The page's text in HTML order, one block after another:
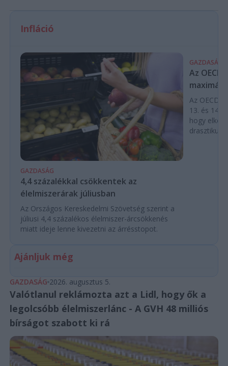
Infláció
GAZDASÁG
4,4 százalékkal csökkentek az
élelmiszerárak júliusban
Az Országos Kereskedelmi Szövetség szerint a
júliusi 4,4 százalékos élelmiszer-árcsökkenés
miatt ideje lenne kivezetni az árrésstopot.
GAZDASÁG
Az OECD
Az OECD
13. és 14.
hogy
drasztikus
Ajánljuk még
GAZDASÁG 2026. augusztus 5.
Valótlanul reklámozta azt a Lidl, hogy ők a
legolcsóbb élelmiszerlánc - A GVH 48 milliós
bírságot szabott ki rá